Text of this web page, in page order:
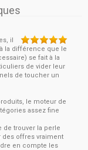
il
la différence que le
se fait à la
de vider leur
de toucher un
le moteur de
assez fine
de trouver la perle
des offres vraiment
en compte les